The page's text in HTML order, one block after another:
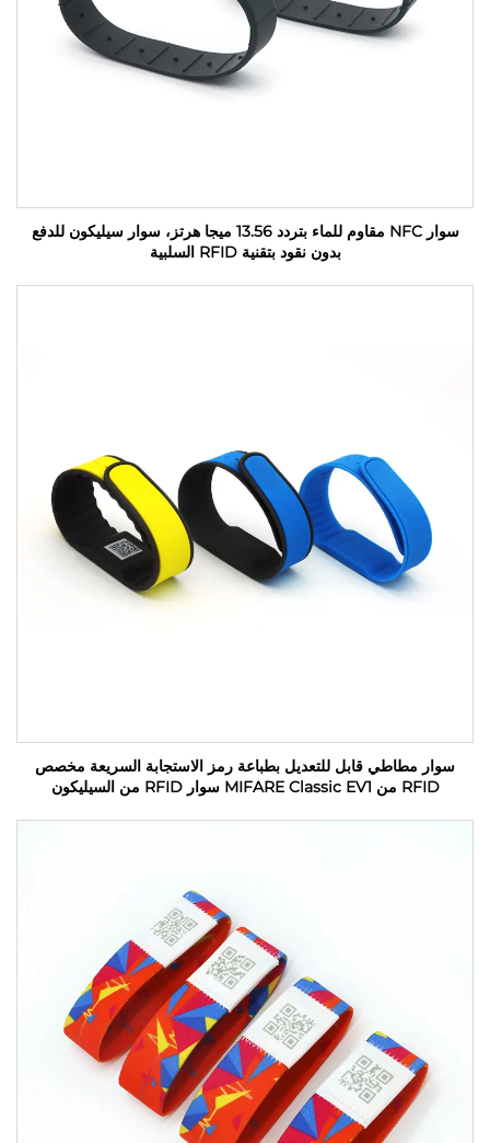
سوار NFC مقاوم للماء بتردد 13.56 ميجا هرتز، سوار سيليكون للدفع
بدون نقود بتقنية RFID السلبية
سوار مطاطي قابل للتعديل بطباعة رمز الاستجابة السريعة مخصص
RFID من MIFARE Classic EV1 سوار RFID من السيليكون